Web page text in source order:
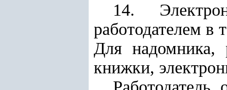
14.
работодателем в
Для надомника,
книжки,